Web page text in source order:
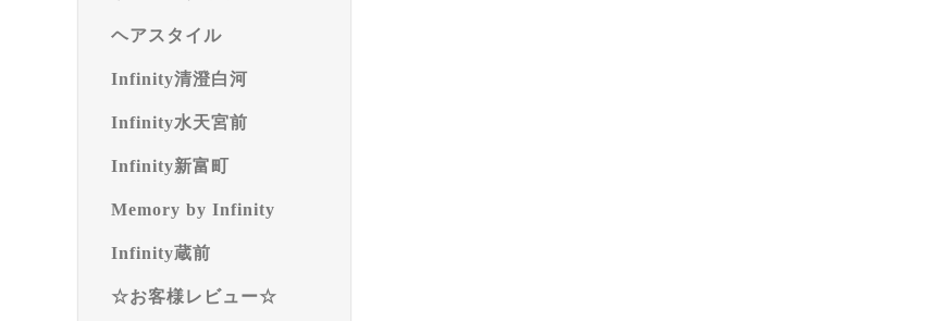
ヘアスタイル
Infinity清澄白河
Infinity水天宮前
Infinity新富町
Memory by Infinity
Infinity蔵前
☆お客様レビュー☆